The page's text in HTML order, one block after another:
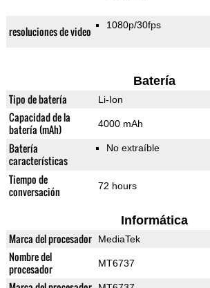
resoluciones de video 1080p/30fps
Batería
Tipo de batería Li-Ion
Capacidad de la
batería (mAh)
4000 mAh
Batería
características
No extraíble
Tiempo de
conversación
72 hours
Informática
Marca del procesador MediaTek
Nombre del
procesador
MT6737